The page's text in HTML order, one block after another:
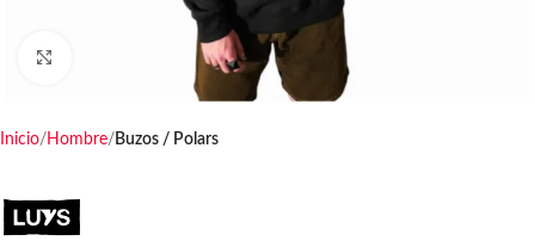
Haga clic para ampliar
Inicio Hombre Buzos / Polars